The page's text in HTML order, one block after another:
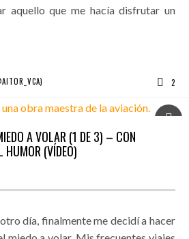
aquello que me hacía disfrutar un
2
A VOLAR (1 DE 3) – CON
HUMOR (VÍDEO)
día, finalmente me decidí a hacer